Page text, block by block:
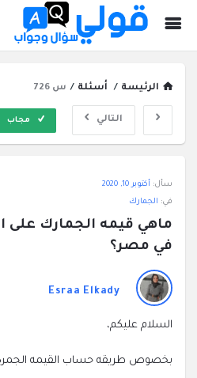
الرئيسة / أسئلة / س 726
التالي مجاب
سؤال
وجواب
الاحدث
أسئلة
سأل: أكتوبر 10, 2020
في: الجمارك
في مصر؟
Esraa Elkady
السلام عليكم،
بخصوص طريقه حساب القيمه